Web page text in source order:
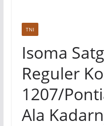
TNI
Isoma
Reguler
1207/
Ala